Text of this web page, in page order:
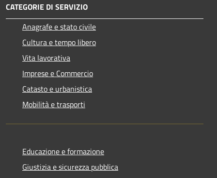
CATEGORIE DI SERVIZIO
Anagrafe e stato civile
Cultura e tempo libero
Vita lavorativa
Imprese e Commercio
Catasto e urbanistica
Mobilità e trasporti
Educazione e formazione
Giustizia e sicurezza pubblica